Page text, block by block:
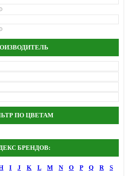
ПО ЦВЕТАМ
БРЕНДОВ:
I J K L M N O P Q R
S